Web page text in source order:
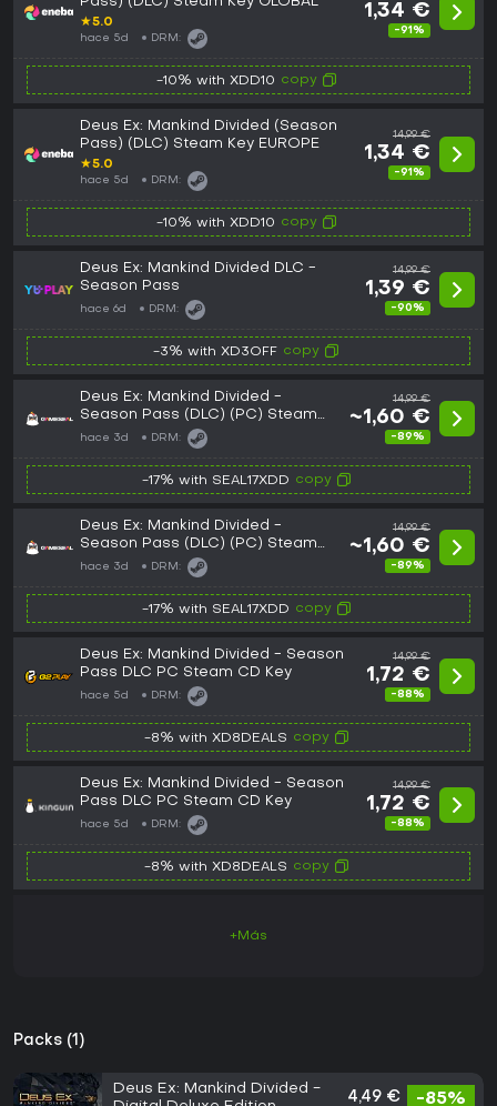
★5.0
hace 5d DRM:
1,34 €
-91%
-10% with XDD10 copy
Deus Ex: Mankind Divided (Season
Pass) (DLC) Steam Key EUROPE
★5.0
hace 5d DRM:
14,99 €
1,34 €
-91%
-10% with XDD10 copy
Deus Ex: Mankind Divided DLC -
Season Pass
hace 6d DRM:
14,99 €
1,39 €
-90%
-3% with XD3OFF copy
Deus Ex: Mankind Divided -
Season Pass (DLC) (PC) Steam
Key - EU
hace 3d DRM:
14,99 €
~1,60 €
-89%
-17% with SEAL17XDD copy
Deus Ex: Mankind Divided -
Season Pass (DLC) (PC) Steam
Key - GLOBAL
hace 3d DRM:
14,99 €
~1,60 €
-89%
-17% with SEAL17XDD copy
Deus Ex: Mankind Divided - Season
Pass DLC PC Steam CD Key
hace 5d DRM:
14,99 €
1,72 €
-88%
-8% with XD8DEALS copy
Deus Ex: Mankind Divided - Season
Pass DLC PC Steam CD Key
hace 5d DRM:
14,99 €
1,72 €
-88%
-8% with XD8DEALS copy
+Más
Packs (1)
Deus Ex: Mankind Divided -
4,49 € -85%